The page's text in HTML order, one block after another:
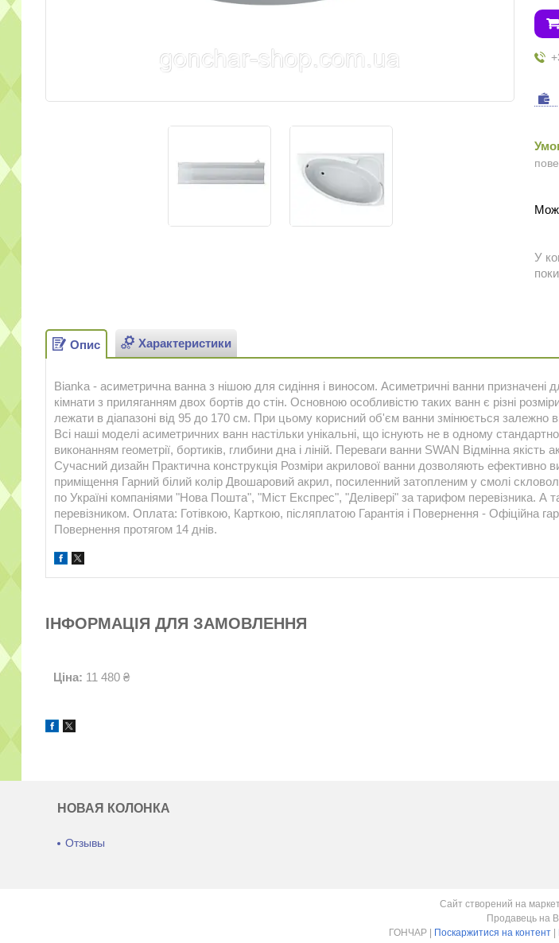
У
Опис Характеристики
Bianka - асиметрична ванна з нішою для сидіння і виносом. Асиметричні ванни призначені
кімнати з приляганням двох бортів до стін. Основною особливістю таких ванн є різні
лежати в діапазоні від 95 до 170 см. При цьому корисний об'єм ванни змінюється залежно
Всі наші моделі асиметричних ванн настільки унікальні, що існують не в одному
виконанням геометрії, бортиків, глибини дна і ліній. Переваги ванни SWAN Відмінна
Сучасний дизайн Практична конструкція Розміри акрилової ванни дозволяють ефективно
приміщення Гарний білий колір Двошаровий акрил, посиленний затопленим у смолі
по Україні компаніями "Нова Пошта", "Міст Експрес", "Делівері" за тарифом перевізника. А
перевізником. Оплата: Готівкою, Карткою, післяплатою Гарантія і Повернення - Офіційна
Повернення протягом 14 днів.
ІНФОРМАЦІЯ ДЛЯ ЗАМОВЛЕННЯ
Ціна: 11 480 ₴
НОВАЯ КОЛОНКА
Отзывы
Сайт створений на
Продавець на
ГОНЧАР | Поскаржитися на контент |